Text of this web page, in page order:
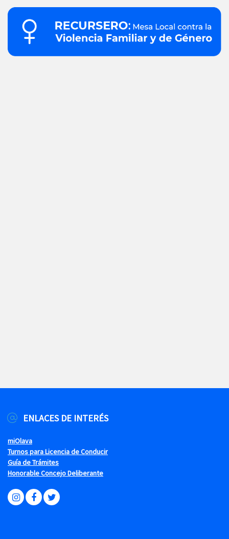
ENLACES DE INTERÉS
miOlava
Turnos para Licencia de Conducir
Guía de Trámites
Honorable Concejo Deliberante